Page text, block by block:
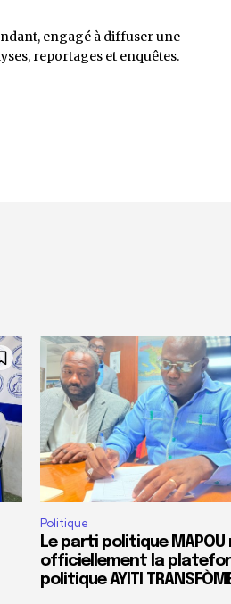
engagé à diffuser une
reportages et enquêtes.
Politique
Le parti politique
officiellement la
politique AYITI